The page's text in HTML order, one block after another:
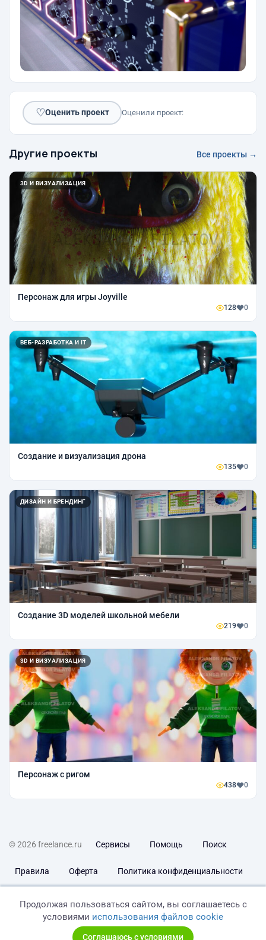
♡Оценить проект Оценили проект:
Другие проекты Все проекты →
3D И ВИЗУАЛИЗАЦИЯ
Персонаж для игры Joyville
128 0
ВЕБ-РАЗРАБОТКА И IT
Создание и визуализация дрона
135 0
ДИЗАЙН И БРЕНДИНГ
Создание 3D моделей школьной мебели
219 0
3D И ВИЗУАЛИЗАЦИЯ
Персонаж с ригом
438 0
© 2026 freelance.ru Сервисы Помощь Поиск
Правила Оферта Политика конфиденциальности
Продолжая пользоваться сайтом, вы соглашаетесь с
условиями использования файлов cookie
Соглашаюсь с условиями